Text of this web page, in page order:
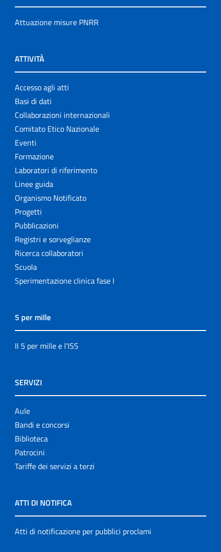
Attuazione misure PNRR
ATTIVITÀ
Accesso agli atti
Basi di dati
Collaborazioni internazionali
Comitato Etico Nazionale
Eventi
Formazione
Laboratori di riferimento
Linee guida
Organismo Notificato
Progetti
Pubblicazioni
Registri e sorveglianze
Ricerca collaboratori
Scuola
Sperimentazione clinica fase I
5 per mille
Il 5 per mille e l'ISS
SERVIZI
Aule
Bandi e concorsi
Biblioteca
Patrocini
Tariffe dei servizi a terzi
ATTI DI NOTIFICA
Atti di notificazione per pubblici proclami